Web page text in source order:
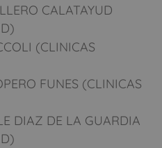
CALATAYUD
(CLINICAS
FUNES (CLINICAS
DIAZ DE LA GUARDIA